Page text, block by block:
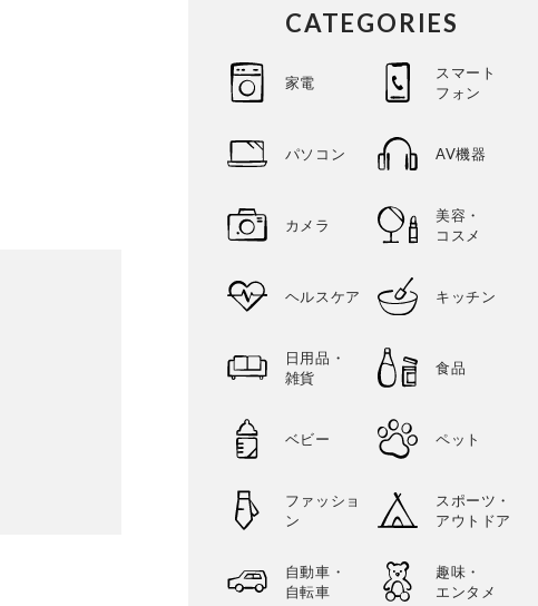
CATEGORIES
家電
スマート
フォン
パソコン AV機器
カメラ
美容・
コスメ
ヘルスケア キッチン
日用品・
雑貨
食品
ベビー ペット
ファッショ
ン
スポーツ・
アウトドア
自動車・
自転車
趣味・
エンタメ